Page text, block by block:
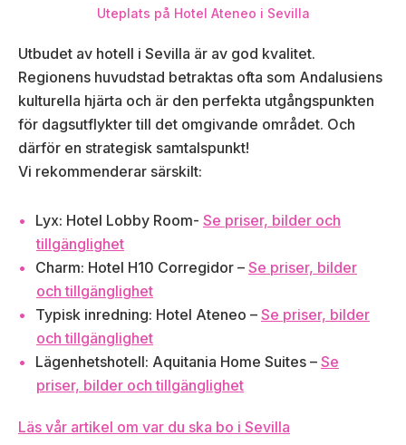
Uteplats på Hotel Ateneo i Sevilla
Utbudet av hotell i Sevilla är av god kvalitet.
Regionens huvudstad betraktas ofta som Andalusiens
kulturella hjärta och är den perfekta utgångspunkten
för dagsutflykter till det omgivande området. Och
därför en strategisk samtalspunkt!
Vi rekommenderar särskilt:
Lyx: Hotel Lobby Room- Se priser, bilder och
tillgänglighet
Charm: Hotel H10 Corregidor – Se priser, bilder
och tillgänglighet
Typisk inredning: Hotel Ateneo – Se priser, bilder
och tillgänglighet
Lägenhetshotell: Aquitania Home Suites – Se
priser, bilder och tillgänglighet
Läs vår artikel om var du ska bo i Sevilla